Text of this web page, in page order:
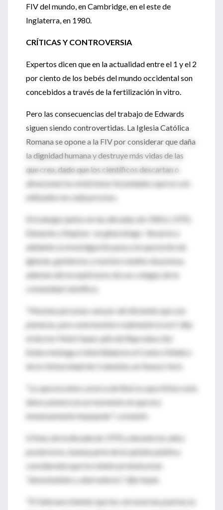
FIV del mundo, en Cambridge, en el este de
Inglaterra, en 1980.
CRÍTICAS Y CONTROVERSIA
Expertos dicen que en la actualidad entre el 1 y el 2
por ciento de los bebés del mundo occidental son
concebidos a través de la fertilización in vitro.
Pero las consecuencias del trabajo de Edwards
siguen siendo controvertidas. La Iglesia Católica
Romana se opone a la FIV por considerar que daña
la dignidad humana y destruye más vidas de las
que crea, dado que los científicos descartan o
almacenan los embriones fecundados que no son
utilizados en cada proceso.
Al trabajar juntos en las décadas de 1960 y 1970,
Edwards y Steptoe -un ginecólogo- llevaron a
adelante su investigación pese a la oposición de
iglesias, gobiernos y muchos medios de prensa,
además del escepticismo de sus colegas de la
comunidad científica.
"Muchas personas van por ahí diciendo que son
pioneras, pero este hombre realmente lo era", dijo
el doctor Mark Sauer, jefe de Reproducción
Endocrinóloga e Infertilidad en el Centro Médico
de la Universidad de Columbia, en Nueva York.
"Lo que era único acerca de Bob es que él hizo esta
labor pionera en un momento en que era
inmensamente impopular", comentó.
A fines de la década de 1970 y durante los años
posteriores, buena parte de la opinión pública
consideraba que los bebés probeta eran
"abominables y aterradores", dijo Sauer.
"El Vaticano intentó que les cerraran las puertas (a